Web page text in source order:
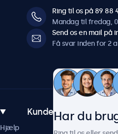
Ring til os på 89 88
Mandag til fredag,
Send os en mail på
Få svar inden for 2
Kundeservice
Hjælp
Har du